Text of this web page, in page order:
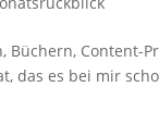
Büchern,
das es bei mir